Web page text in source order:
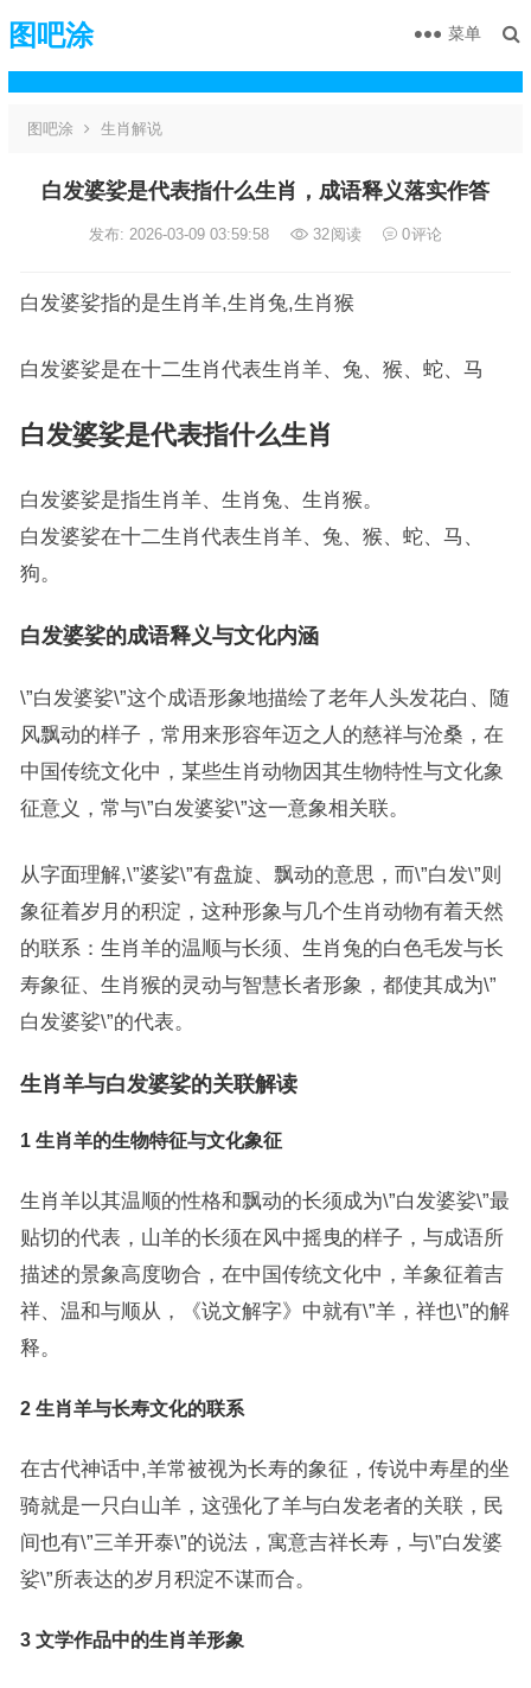
图吧涂 菜单
图吧涂 生肖解说
白发婆娑是代表指什么生肖，成语释义落实作答
发布: 2026-03-09 03:59:58 32阅读 0评论
白发婆娑指的是生肖羊,生肖兔,生肖猴
白发婆娑是在十二生肖代表生肖羊、兔、猴、蛇、马
白发婆娑是代表指什么生肖
白发婆娑是指生肖羊、生肖兔、生肖猴。
白发婆娑在十二生肖代表生肖羊、兔、猴、蛇、马、
狗。
白发婆娑的成语释义与文化内涵
\”白发婆娑\”这个成语形象地描绘了老年人头发花白、随
风飘动的样子，常用来形容年迈之人的慈祥与沧桑，在
中国传统文化中，某些生肖动物因其生物特性与文化象
征意义，常与\”白发婆娑\”这一意象相关联。
从字面理解,\”婆娑\”有盘旋、飘动的意思，而\”白发\”则
象征着岁月的积淀，这种形象与几个生肖动物有着天然
的联系：生肖羊的温顺与长须、生肖兔的白色毛发与长
寿象征、生肖猴的灵动与智慧长者形象，都使其成为\”
白发婆娑\”的代表。
生肖羊与白发婆娑的关联解读
1 生肖羊的生物特征与文化象征
生肖羊以其温顺的性格和飘动的长须成为\”白发婆娑\”最
贴切的代表，山羊的长须在风中摇曳的样子，与成语所
描述的景象高度吻合，在中国传统文化中，羊象征着吉
祥、温和与顺从，《说文解字》中就有\”羊，祥也\”的解
释。
2 生肖羊与长寿文化的联系
在古代神话中,羊常被视为长寿的象征，传说中寿星的坐
骑就是一只白山羊，这强化了羊与白发老者的关联，民
间也有\”三羊开泰\”的说法，寓意吉祥长寿，与\”白发婆
娑\”所表达的岁月积淀不谋而合。
3 文学作品中的生肖羊形象